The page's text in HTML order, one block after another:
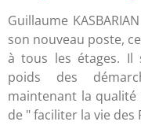
Guillaume
son nouveau poste,
à tous les étages. Il
poids des
maintenant la
de " faciliter la vie des